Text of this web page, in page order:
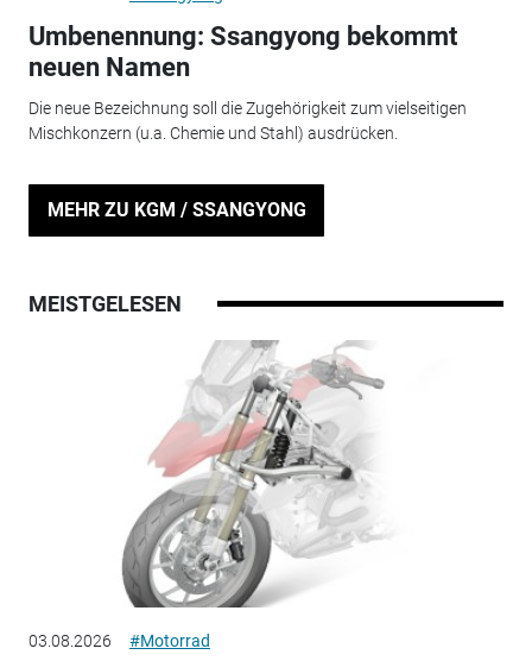
Umbenennung: Ssangyong bekommt
neuen Namen
Die neue Bezeichnung soll die Zugehörigkeit zum vielseitigen
Mischkonzern (u.a. Chemie und Stahl) ausdrücken.
MEHR ZU KGM / SSANGYONG
MEISTGELESEN
03.08.2026 #Motorrad